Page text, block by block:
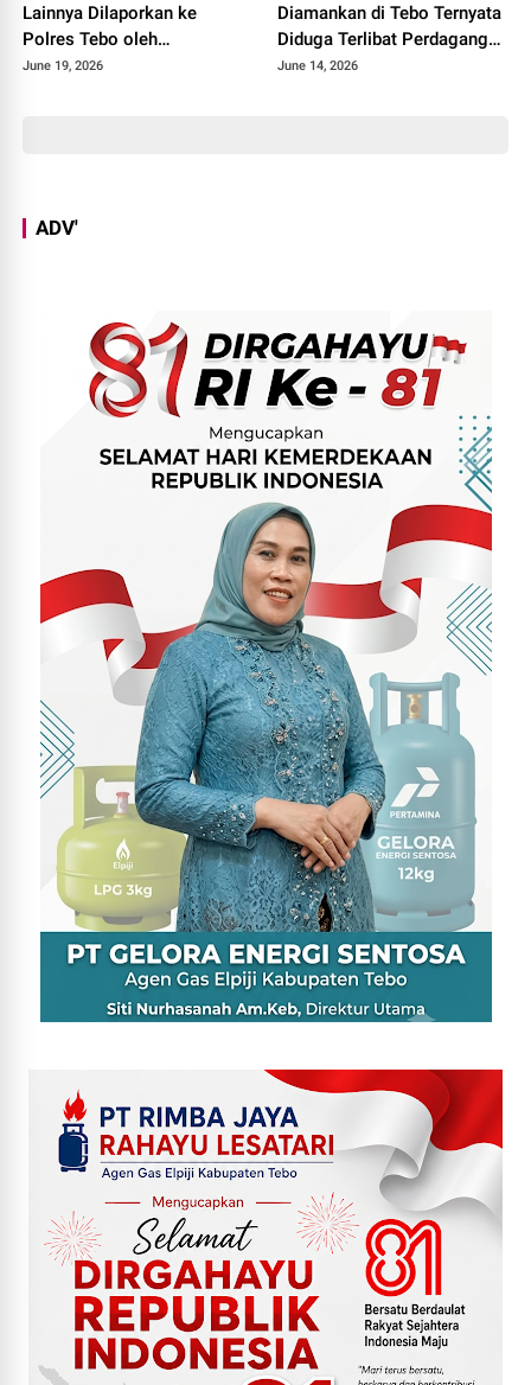
Lainnya Dilaporkan ke
Polres Tebo oleh
Masyarakatnya, Ada Apa
June 19, 2026
Diamankan di Tebo Ternyata
Diduga Terlibat Perdagangan
Orang, Datang ke Tebo
June 14, 2026
ADV'